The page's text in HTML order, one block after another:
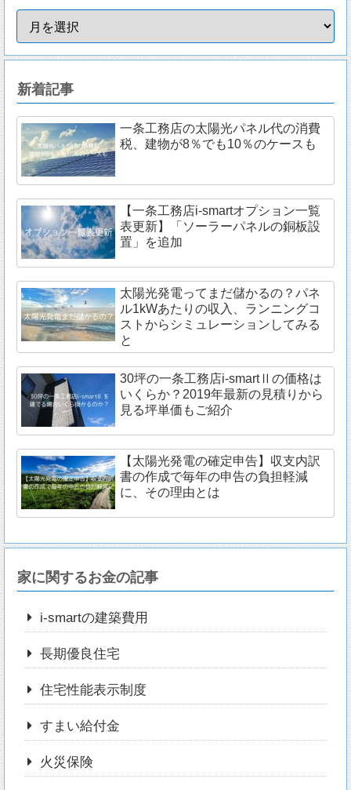
新着記事
一条工務店の太陽光パネル代の消費
税、建物が8％でも10％のケースも
【一条工務店i-smartオプション一覧
表更新】「ソーラーパネルの銅板設
置」を追加
太陽光発電ってまだ儲かるの？パネ
ル1kWあたりの収入、ランニングコ
ストからシミュレーションしてみる
と
30坪の一条工務店i-smartⅡの価格は
いくらか？2019年最新の見積りから
見る坪単価もご紹介
【太陽光発電の確定申告】収支内訳
書の作成で毎年の申告の負担軽減
に、その理由とは
家に関するお金の記事
i-smartの建築費用
長期優良住宅
住宅性能表示制度
すまい給付金
火災保険